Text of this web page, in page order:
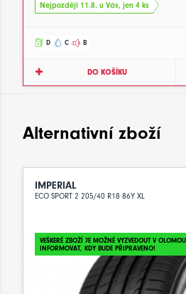
Nejpozději 11.8. u Vás, jen 4 ks
D C B
DO KOŠÍKU
Alternativní zboží
IMPERIAL
ECO SPORT 2 205/40 R18 86Y XL
VEŠKERÉ ZBOŽÍ JE MOŽNÉ VYZVEDOUT V
INFORMOVAT, KDY BUDE PŘIPRAVENO!